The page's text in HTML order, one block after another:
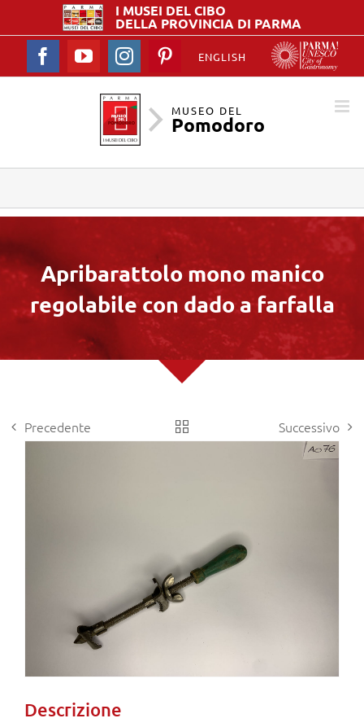
I MUSEI DELCIBO
DELLA PROVINCIA DI PARMA
ENGLISH
FacebookYouTubeInstagramPinterest
MUSEO DEL
Pomodoro
Apribarattolo mono manico
regolabile con dado a farfalla
Precedente Successivo
Descrizione